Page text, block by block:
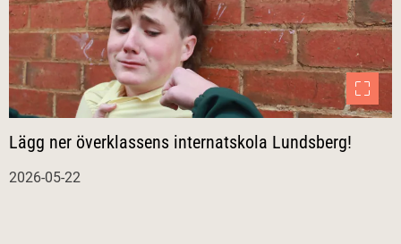
Lägg ner överklassens internatskola Lundsberg!
2026-05-22